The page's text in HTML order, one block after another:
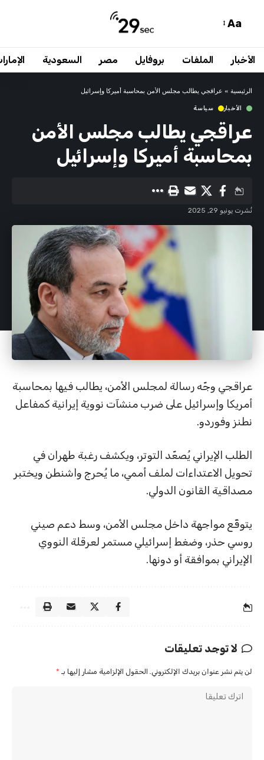
Aa
الأخبار الملفات بروفايل مصر السعودية
الرئيسية » عراقجي يطالب مجلس الأمن بمحاسبة أميركا وإسرائيل
الأخبار سياسة
عراقجي يطالب مجلس الأمن
بمحاسبة أميركا وإسرائيل
نُشرت يونيو 29, 2025
عراقجي وجّه رسالة لمجلس الأمن، يطالب فيها بمحاسبة
أمريكا وإسرائيل على ضرب منشآت نووية إيرانية كمفاعل
نطنز وفوردو.
الطلب الإيراني يُصعّد التوتر، ويكشف رغبة طهران في
تحويل الاعتداءات لملف أممي، ما يُحرج واشنطن ويختبر
مصداقية القانون الدولي.
يتوقّع مواجهة داخل مجلس الأمن، وسط دعم صيني
روسي حذر، وضغط إسرائيلي مستمر لعرقلة النووي
الإيراني بموافقة أو دونها.
لا توجد تعليقات
لن يتم نشر عنوان بريدك الإلكتروني. الحقول الإلزامية مشار إليها بـ *